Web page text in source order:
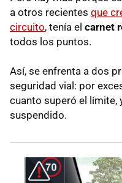
a otros recientes que
circuito, tenía el carnet
todos los puntos.
Así, se enfrenta a dos
seguridad vial: por
cuanto superó el límite,
suspendido.